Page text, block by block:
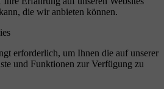
die wir anbieten können.
erforderlich, um Ihnen die auf unserer
und Funktionen zur Verfügung zu